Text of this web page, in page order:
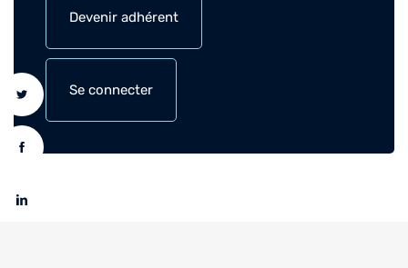
Devenir adhérent
Se connecter